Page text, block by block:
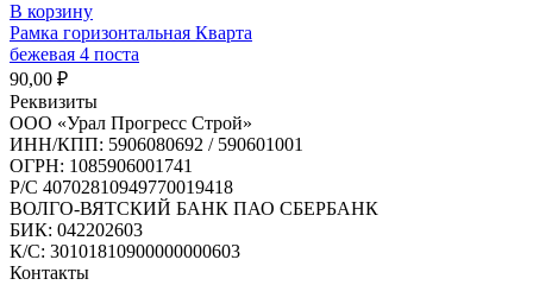
В корзину
Рамка горизонтальная Кварта
бежевая 4 поста
90,00 ₽
Реквизиты
ООО «Урал Прогресс Строй»
ИНН/КПП: 5906080692 / 590601001
ОГРН: 1085906001741
Р/C 40702810949770019418
ВОЛГО-ВЯТСКИЙ БАНК ПАО СБЕРБАНК
БИК: 042202603
К/С: 30101810900000000603
Контакты